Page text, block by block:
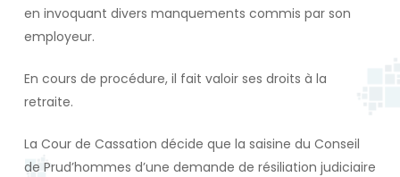
en invoquant divers manquements commis par son
employeur.
En cours de procédure, il fait valoir ses droits à la
retraite.
La Cour de Cassation décide que la saisine du Conseil
de Prud’hommes d’une demande de résiliation judiciaire